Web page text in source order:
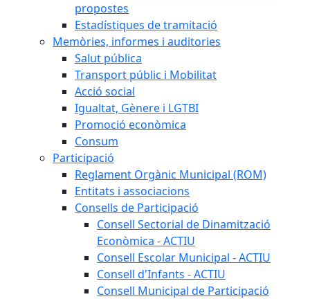
propostes
Estadístiques de tramitació
Memòries, informes i auditories
Salut pública
Transport públic i Mobilitat
Acció social
Igualtat, Gènere i LGTBI
Promoció econòmica
Consum
Participació
Reglament Orgànic Municipal (ROM)
Entitats i associacions
Consells de Participació
Consell Sectorial de Dinamització
Econòmica - ACTIU
Consell Escolar Municipal - ACTIU
Consell d'Infants - ACTIU
Consell Municipal de Participació